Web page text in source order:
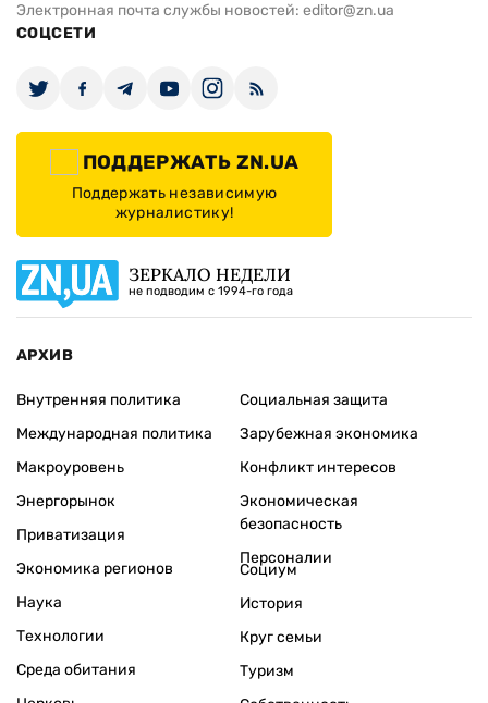
Электронная почта службы новостей: editor@zn.ua
СОЦСЕТИ
ПОДДЕРЖАТЬ ZN.UA
Поддержать независимую
журналистику!
ЗЕРКАЛО НЕДЕЛИ
не подводим с 1994-го года
АРХИВ
Внутренняя политика
Международная политика
Макроуровень
Энергорынок
Приватизация
Экономика регионов
Социальная защита
Зарубежная экономика
Конфликт интересов
Экономическая
безопасность
Персоналии
Наука
Технологии
Среда обитания
Социум
История
Круг семьи
Туризм